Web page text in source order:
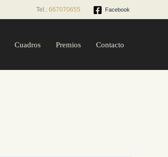
Tel.:667070655 Facebook
Cuadros Premios Contacto